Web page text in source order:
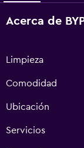
Acerca de
Limpieza
Comodidad
Ubicación
Servicios